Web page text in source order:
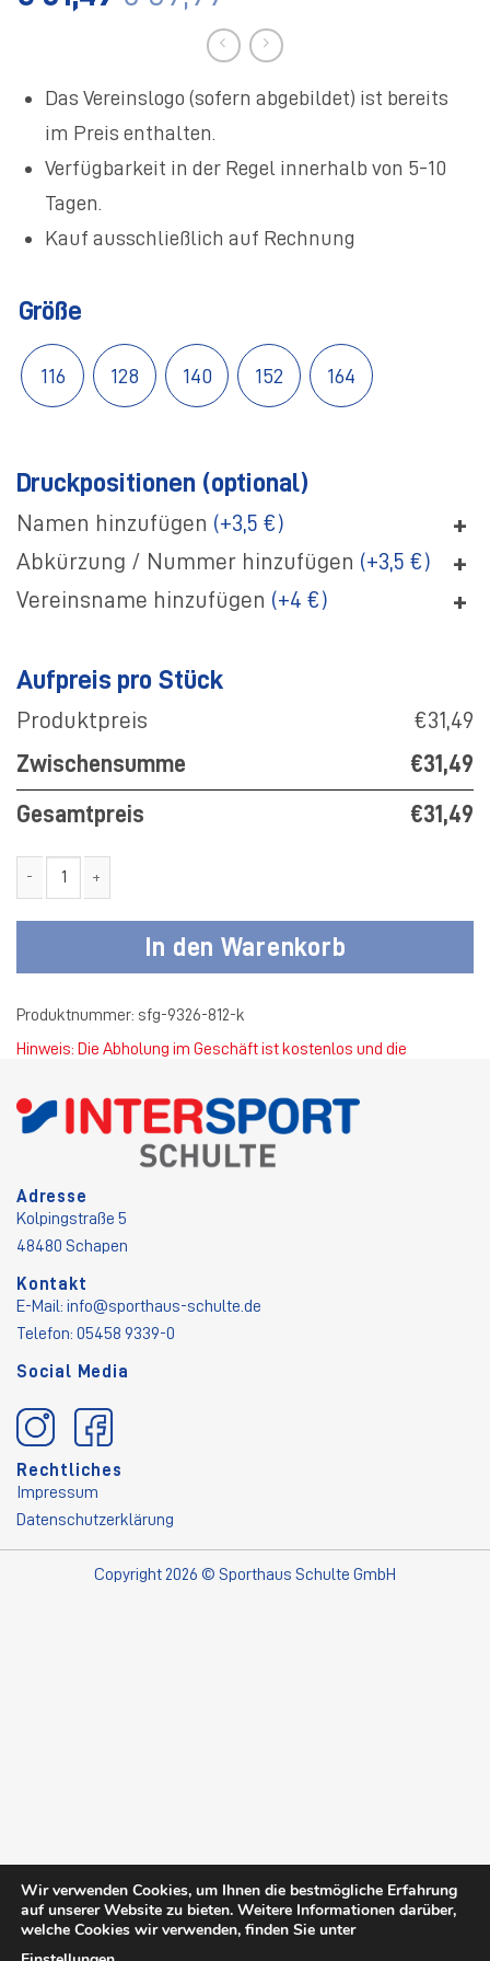
Das Vereinslogo (sofern abgebildet) ist bereits
im Preis enthalten.
Verfügbarkeit in der Regel innerhalb von 5-10
Tagen.
Kauf ausschließlich auf Rechnung
Größe
116 128 140 152 164
Druckpositionen (optional)
Namen hinzufügen (+3,5 €) +
Abkürzung / Nummer hinzufügen (+3,5 €) +
Vereinsname hinzufügen (+4 €) +
Aufpreis pro Stück
Produktpreis
€31,49
Zwischensumme
€31,49
Gesamtpreis €31,49
In den Warenkorb
Produktnummer: sfg-9326-812-k
Hinweis: Die Abholung im Geschäft ist kostenlos und die
Adresse
Kolpingstraße 5
48480 Schapen
Kontakt
E-Mail: info@sporthaus-schulte.de
Telefon: 05458 9339-0
Social Media
Rechtliches
Impressum
Datenschutzerklärung
Copyright 2026 © Sporthaus Schulte GmbH
Wir verwenden Cookies, um Ihnen die bestmögliche Erfahrung
auf unserer Website zu bieten. Weitere Informationen darüber,
welche Cookies wir verwenden, finden Sie unter